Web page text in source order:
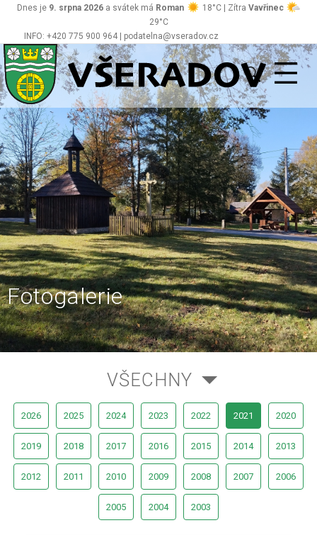
INFO: +420 775 900 964 | podatelna@vseradov.cz
Dnes je 9. srpna 2026 a svátek má Roman 18°C | Zítra Vavřinec
29°C
Všeradov
Fotogalerie
VŠECHNY
2026 2025 2024 2023 2022 2021 2020
2019 2018 2017 2016 2015 2014 2013
2012 2011 2010 2009 2008 2007 2006
2005 2004 2003